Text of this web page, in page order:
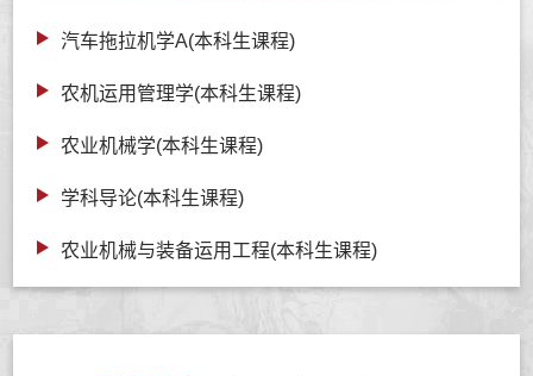
汽车拖拉机学A(本科生课程)
农机运用管理学(本科生课程)
农业机械学(本科生课程)
学科导论(本科生课程)
农业机械与装备运用工程(本科生课程)